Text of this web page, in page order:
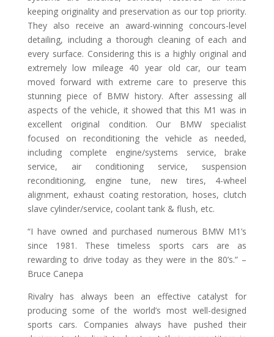
keeping originality and preservation as our top priority.
They also receive an award-winning concours-level
detailing, including a thorough cleaning of each and
every surface. Considering this is a highly original and
extremely low mileage 40 year old car, our team
moved forward with extreme care to preserve this
stunning piece of BMW history. After assessing all
aspects of the vehicle, it showed that this M1 was in
excellent original condition. Our BMW specialist
focused on reconditioning the vehicle as needed,
including complete engine/systems service, brake
service, air conditioning service, suspension
reconditioning, engine tune, new tires, 4-wheel
alignment, exhaust coating restoration, hoses, clutch
slave cylinder/service, coolant tank & flush, etc.
“I have owned and purchased numerous BMW M1’s
since 1981. These timeless sports cars are as
rewarding to drive today as they were in the 80’s.” –
Bruce Canepa
Rivalry has always been an effective catalyst for
producing some of the world’s most well-designed
sports cars. Companies always have pushed their